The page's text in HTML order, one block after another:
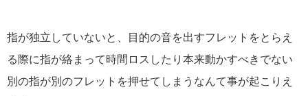
指が独立していないと、目的の音を出すフレットをとらえ
る際に指が絡まって時間ロスしたり本来動かすべきでない
別の指が別のフレットを押せてしまうなんて事が起こりえ